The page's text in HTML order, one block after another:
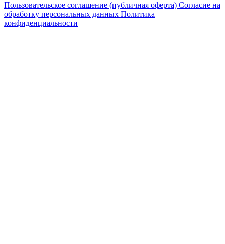
Пользовательское соглашение (публичная оферта) Согласие на
обработку персональных данных Политика
конфиденциальности